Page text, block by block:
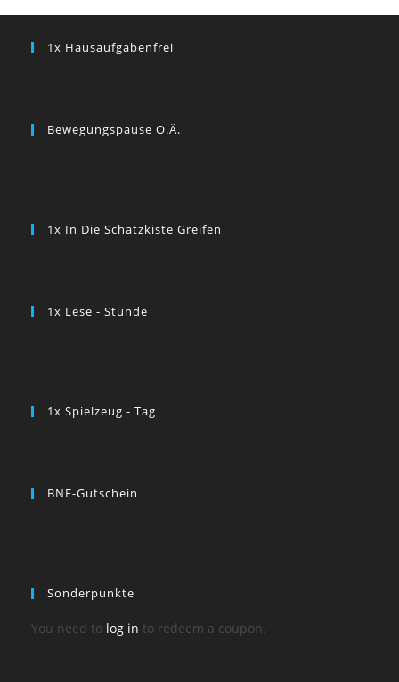
1x Hausaufgabenfrei
Bewegungspause O.ä.
1x In Die Schatzkiste Greifen
1x Lese - Stunde
1x Spielzeug - Tag
BNE-Gutschein
Sonderpunkte
You need to log in to redeem a coupon.